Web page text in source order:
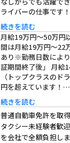
ライバーの仕事です
続きを読む
月給19万円～50万円
間は月給19万円～22
あり※勤務日数によ
証期間終了後」 月給
（トップクラスのド
円を超えています！…
続きを読む
普通自動車免許を取
タクシー未経験者歓
を会社で全額負担しま